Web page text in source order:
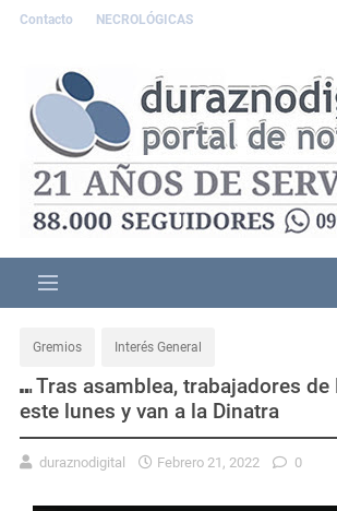
Contacto NECROLÓGICAS
Gremios Interés General
⑉ Tras asamblea, trabajadores de
este lunes y van a la Dinatra
duraznodigital Febrero 21, 2022 0